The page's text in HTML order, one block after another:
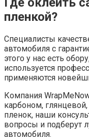
пленкой?
Специалисты
автомобиля с
этого у нас есть
используется
применяются
Компания
карбоном,
пленок, наши
вопросы и подберут
автомобиля.